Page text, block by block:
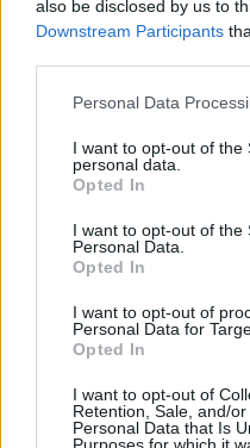
also be disclosed by us to
Downstream Participants
Please note that this
not limited to your visit or
grant or deny consent to
use your data for below
consent section.
Personal Data
I want to opt-out of the
personal data.
Opted In
I want to opt-out of the
Personal Data.
Opted In
I want to opt-out of
Personal Data for
Opted In
I want to opt-out of
Retention, Sale, and/
Personal Data that Is
Purposes for which it
BEST